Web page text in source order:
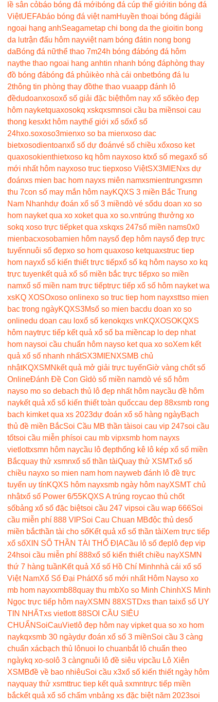
lề sân cỏbáo bóng đá mớibóng đá cúp thế giớitin bóng đá
ViệtUEFAbáo bóng đá việt namHuyền thoại bóng đágiải
ngoại hạng anhSeagametap chi bong da the gioitin bong
da lutrận đấu hôm nayviệt nam bóng đátin nong bong
daBóng đá nữthể thao 7m24h bóng đábóng đá hôm
naythe thao ngoai hang anhtin nhanh bóng đáphòng thay
đồ bóng đábóng đá phủikèo nhà cái onbetbóng đá lu
2thông tin phòng thay đồthe thao vuaapp đánh lô
đềdudoanxosoxổ số giải đặc biệthôm nay xổ sốkèo đẹp
hôm nayketquaxosokq xskqxsmnsoi cầu ba miềnsoi cau
thong kesxkt hôm naythế giới xổ sốxổ số
24hxo.soxoso3mienxo so ba mienxoso dac
bietxosodientoanxổ số dự đoánvé số chiều xổxoso ket
quaxosokienthietxoso kq hôm nayxoso ktxổ số megaxổ số
mới nhất hôm nayxoso truc tiepxoso ViệtSX3MIENxs dự
đoánxs mien bac hom nayxs miên namxsmientrungxsmn
thu 7con số may mắn hôm nayKQXS 3 miền Bắc Trung
Nam Nhanhdự đoán xổ số 3 miềndò vé sốdu doan xo so
hom nayket qua xo xoket qua xo so.vntrúng thưởng xo
sokq xoso trực tiếpket qua xskqxs 247số miền nams0x0
mienbacxosobamien hôm naysố đẹp hôm naysố đẹp trực
tuyếnnuôi số đẹpxo so hom quaxoso ketquaxstruc tiep
hom nayxổ số kiến thiết trực tiếpxổ số kq hôm nayso xo kq
trực tuyenkết quả xổ số miền bắc trực tiếpxo so miền
namxổ số miền nam trực tiếptrực tiếp xổ số hôm nayket wa
xsKQ XOSOxoso onlinexo so truc tiep hom nayxsttso mien
bac trong ngàyKQXS3Msố so mien bacdu doan xo so
onlinedu doan cau loxổ số kenokqxs vnKQXOSOKQXS
hôm naytrực tiếp kết quả xổ số ba miềncap lo dep nhat
hom naysoi cầu chuẩn hôm nayso ket qua xo soXem kết
quả xổ số nhanh nhấtSX3MIEN XSMB chủ
nhậtKQXSMN kết quả mở giải trực tuyếnGiờ vàng chốt số
OnlineĐánh Đề Con Gìdò số miền namdò vé số hôm
nayso mo so debach thủ lô đẹp nhất hôm naycầu đề hôm
naykết quả xổ số kiến thiết toàn quốccau dep 88xsmb rong
bach kimket qua xs 2023dự đoán xổ số hàng ngàyBạch
thủ đề miền BắcSoi Cầu MB thần tàisoi cau vip 247soi cầu
tốtsoi cầu miễn phísoi cau mb vipxsmb hom nayxs
vietlottxsmn hôm naycầu lô đẹpthống kê lô kép xổ số miền
Bắcquay thử xsmnxổ số thần tàiQuay thử XSMTxổ số
chiều nayxo so mien nam hom nayweb đánh lô đề trực
tuyến uy tínKQXS hôm nayxsmb ngày hôm nayXSMT chủ
nhậtxổ số Power 6/55KQXS A trúng roycao thủ chốt
sốbảng xổ số đặc biệtsoi cầu 247 vipsoi cầu wap 666Soi
cầu miễn phí 888 VIPSoi Cau Chuan MBđộc thủ desố
miền bắcthần tài cho sốKết quả xổ số thần tàiXem trực tiếp
xổ sốXIN SỐ THẦN TÀI THỔ ĐỊACầu lô số đẹp lô đẹp vip
24hsoi cầu miễn phí 888xổ số kiến thiết chiều nayXSMN
thứ 7 hàng tuầnKết quả Xổ số Hồ Chí Minhnhà cái xổ số
Việt NamXổ Số Đại PhátXổ số mới nhất Hôm Nayso xo
mb hom nayxxmb88quay thu mbXo so Minh ChinhXS Minh
Ngọc trực tiếp hôm nayXSMN 88XSTDxs than taixổ số UY
TIN NHẤTxs vietlott 88SOI CẦU SIÊU
CHUẨN SoiCauVietlô đẹp hôm nay vipket qua so xo hom
naykqxsmb 30 ngàydự đoán xổ số 3 miềnSoi cầu 3 càng
chuẩn xácbạch thủ lônuoi lo chuanbắt lô chuẩn theo
ngàykq xo-so lô 3 càngnuôi lô đề siêu vipcầu Lô Xiên
XSMBđề về bao nhiêuSoi cầu x3xổ số kiến thiết ngày hôm
nayquay thử xsmttruc tiep kết quả sxmntrực tiếp miền
bắckết quả xổ số chấm vnbảng xs đặc biệt năm 2023soi